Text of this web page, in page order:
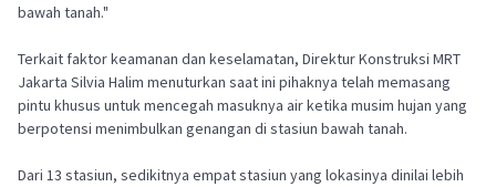
bawah tanah."
Terkait faktor keamanan dan keselamatan, Direktur Konstruksi MRT
Jakarta Silvia Halim menuturkan saat ini pihaknya telah memasang
pintu khusus untuk mencegah masuknya air ketika musim hujan yang
berpotensi menimbulkan genangan di stasiun bawah tanah.
Dari 13 stasiun, sedikitnya empat stasiun yang lokasinya dinilai lebih